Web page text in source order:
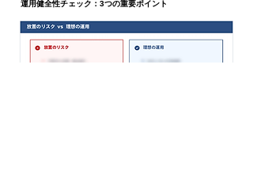
運用健全性チェック：3つの重要ポイント